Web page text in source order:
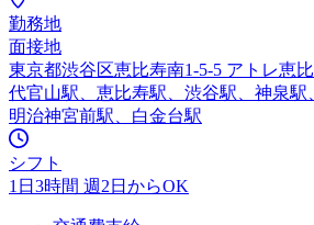
勤務地
面接地
東京都渋谷区恵比寿南1-5-5 アトレ恵
代官山駅、恵比寿駅、渋谷駅、神泉駅
明治神宮前駅、白金台駅
シフト
1日3時間 週2日からOK